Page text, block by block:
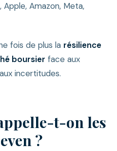
Amazon, Meta,
fois de plus la résilience
boursier face aux
incertitudes.
t-on les
?